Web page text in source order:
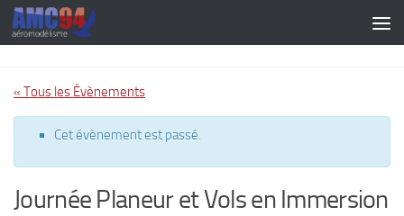
Skip to content
« Tous les Évènements
Cet évènement est passé.
Journée Planeur et Vols en Immersion